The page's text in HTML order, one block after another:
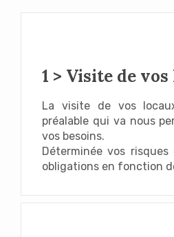
1 > Visite de
La visite de vos
préalable qui va nous
vos besoins.
Déterminée vos
obligations en fonction